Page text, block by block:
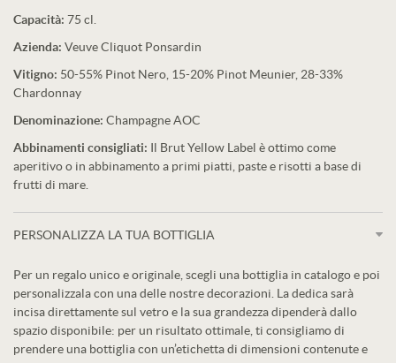
Capacità: 75 cl.
Azienda: Veuve Cliquot Ponsardin
Vitigno: 50-55% Pinot Nero, 15-20% Pinot Meunier, 28-33%
Chardonnay
Denominazione: Champagne AOC
Abbinamenti consigliati: Il Brut Yellow Label è ottimo come
aperitivo o in abbinamento a primi piatti, paste e risotti a base di
frutti di mare.
PERSONALIZZA LA TUA BOTTIGLIA
Per un regalo unico e originale, scegli una bottiglia in catalogo e poi
personalizzala con una delle nostre decorazioni. La dedica sarà
incisa direttamente sul vetro e la sua grandezza dipenderà dallo
spazio disponibile: per un risultato ottimale, ti consigliamo di
prendere una bottiglia con un’etichetta di dimensioni contenute e